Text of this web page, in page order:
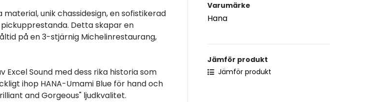
unik chassidesign, en sofistikerad
Detta skapar en
på en 3-stjärnig Michelinrestaurang,
Sound med dess rika historia som
ihop HANA-Umami Blue för hand och
and Gorgeous" ljudkvalitet.
Varumärke
Hana
Jämför produkt
Jämför produkt